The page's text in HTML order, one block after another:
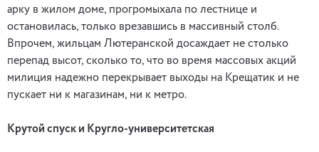
арку в жилом доме, прогромыхала по лестнице и
остановилась, только врезавшись в массивный столб.
Впрочем, жильцам Лютеранской досаждает не столько
перепад высот, сколько то, что во время массовых акций
милиция надежно перекрывает выходы на Крещатик и не
пускает ни к магазинам, ни к метро.
Крутой спуск и Кругло-университетская